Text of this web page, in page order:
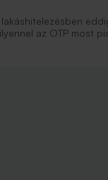
az OTP most
felvevői az első